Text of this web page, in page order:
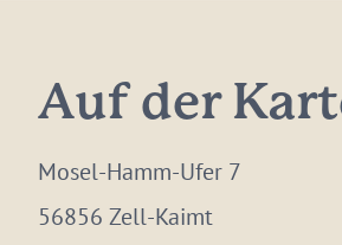
Auf der
Mosel-Hamm-Ufer 7
56856 Zell-Kaimt